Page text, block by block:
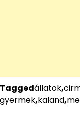
Taggedállatok,
gyermek,kaland,